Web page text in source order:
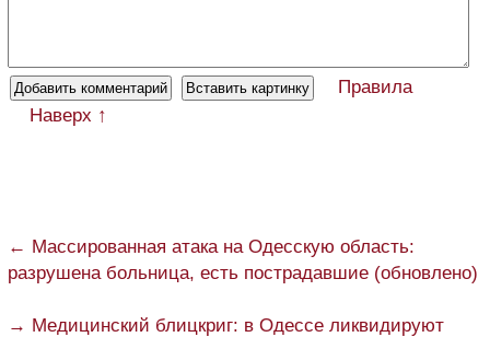
Правила
Наверх ↑
← Массированная атака на Одесскую область:
разрушена больница, есть пострадавшие (обновлено)
→ Медицинский блицкриг: в Одессе ликвидируют